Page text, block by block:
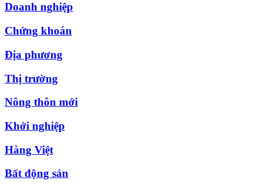
Doanh nghiệp
Chứng khoán
Địa phương
Thị trường
Nông thôn mới
Khởi nghiệp
Hàng Việt
Bất động sản